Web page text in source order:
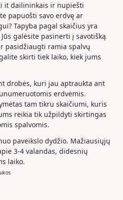
it dailininkais ir nupiešti
papuošti savo erdvę ar
Tapyba pagal skaičius yra
galėsite pasinerti į savotišką
pasidžiaugti ramia spalvų
skirti tiek laiko, kiek jums
drobės, kuri jau aptraukta ant
erdvėmis.
tam tikru skaičiumi, kuris
reikia tik užpildyti skirtingas
spalvomis.
paveikslo dydžio. Mažiausiųjų
3-4 valandas, didesnių
laiko.